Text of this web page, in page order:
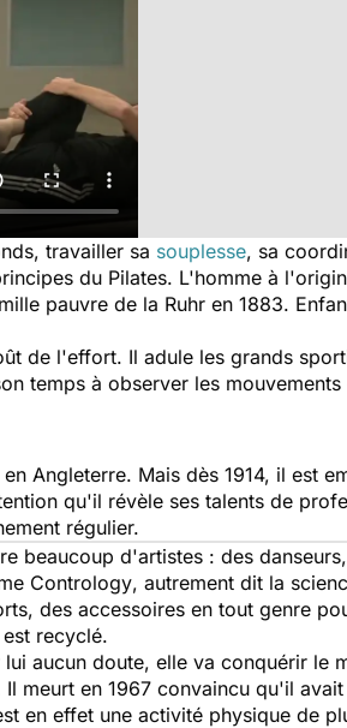
travailler sa souplesse, sa
du Pilates. L'homme à
pauvre de la Ruhr en 1883.
de l'effort. Il adule les grands
temps à observer les
Angleterre. Mais dès 1914, il est
qu'il révèle ses talents de
régulier.
beaucoup d'artistes : des
Contrology, autrement dit la
des accessoires en tout genre
recyclé.
aucun doute, elle va conquérir le
meurt en 1967 convaincu qu'il
en effet une activité physique de